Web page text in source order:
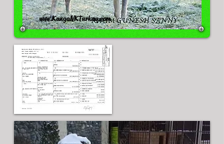
www.KangalVKTurkay.com